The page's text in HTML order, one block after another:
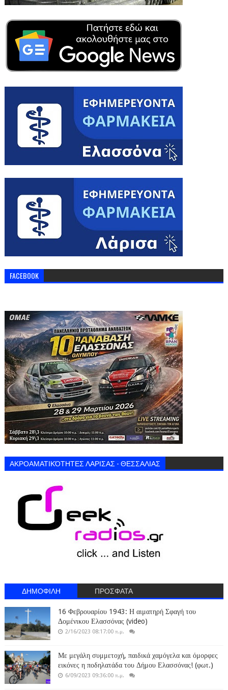
FACEBOOK
ΑΚΡΟΑΜΑΤΙΚΌΤΗΤΕΣ ΛΑΡΙΣΑΣ - ΘΕΣΣΑΛΙΑΣ
ΔΗΜΟΦΙΛΗ ΠΡΟΣΦΑΤΑ
16 Φεβρουαρίου 1943: Η αιματηρή Σφαγή του
Δομένικου Ελασσόνας (video)
2/16/2023 08:17:00 π.μ.
Με μεγάλη συμμετοχή, παιδικά χαμόγελα και όμορφες
εικόνες η ποδηλατάδα του Δήμου Ελασσόνας! (φωτ.)
6/09/2023 09:36:00 π.μ.